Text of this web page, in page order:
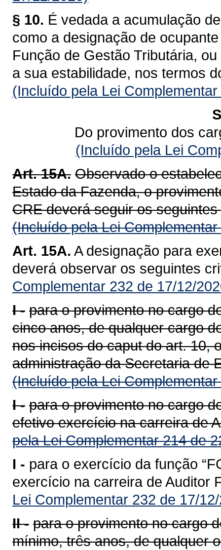
§ 10. É vedada a acumulação
como a designação de
Função de Gestão Tributária,
a sua estabilidade, nos termos
(Incluído pela Lei
Do provimento dos
(Incluído pela Lei
Art. 15A. Observado o
Estado da Fazenda, o
CRE deverá seguir os
(Incluído pela Lei
Art. 15A. A designação para
deverá observar os seguintes
Complementar 232 de 17/12/
I - para o provimento no cargo
cinco anos, de qualquer cargo
nos incisos do caput do art. 10,
administração da Secretaria de
(Incluído pela Lei
I - para o provimento no cargo
efetivo exercício na carreira de
pela Lei Complementar 214 de
I - para o exercício da função
exercício na carreira de Auditor
Lei Complementar 232 de 17/
II - para o provimento no cargo
mínimo, três anos, de qualquer